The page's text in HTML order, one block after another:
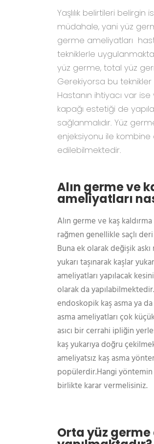
Yaşlılık belirtileri
müdahale, yani yüz
germe ameliyatları
tekniklerle
yüz germe, total yüz
Gerekiyorsa bu teknikler
Hastanın ihtiyacı var
kapağı estetiği de
sağlanmalıdır. Yüz
enjeksiyonu ile kombine
edilebilmektedir.
Alın germe ve
ameliyatları
Alın germe ve kaş
rağmen genellikle saçlı
Buna ek olarak değişik
yukarı taşınarak kaşlar
ameliyatları yapılacak
olarak da
endoskopik kaş asma ya
asma ameliyatları çok
asıcı bir cerrahi ipliğin
kaş yukarıya doğru
ameliyatsız kaş asma
popülerdir.Hangi yöntemin
birlikte karar vermelisiniz.
Orta yüz